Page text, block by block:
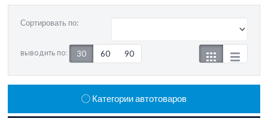
Сортировать по:
выводить по: 30 60 90
Категории автотоваров